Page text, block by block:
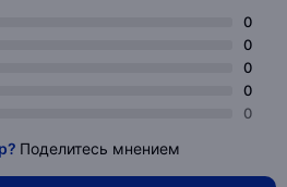
0
0
0
0
0
Поделитесь мнением